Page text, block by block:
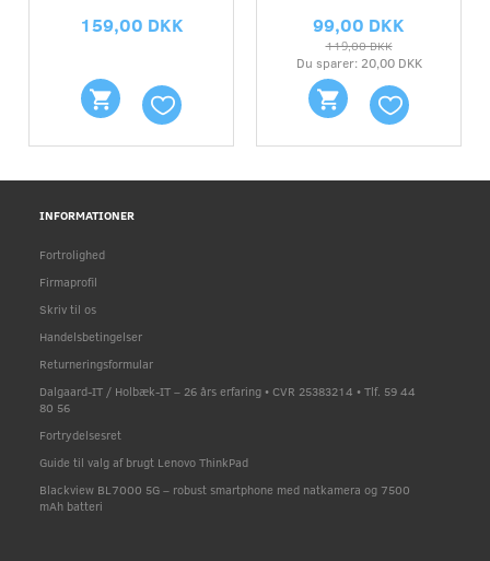
159,00 DKK 99,00 DKK
119,00 DKK
Du sparer: 20,00 DKK
INFORMATIONER
Fortrolighed
Firmaprofil
Skriv til os
Handelsbetingelser
Returneringsformular
Dalgaard-IT / Holbæk-IT – 26 års erfaring • CVR 25383214 • Tlf. 59 44
80 56
Fortrydelsesret
Guide til valg af brugt Lenovo ThinkPad
Blackview BL7000 5G – robust smartphone med natkamera og 7500
mAh batteri